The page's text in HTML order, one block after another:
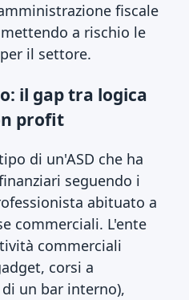
fiscale
a rischio le
il settore.
il gap tra logica
profit
di un'ASD che ha
seguendo i
abituato a
commerciali. L'ente
commerciali
corsi a
un bar interno),